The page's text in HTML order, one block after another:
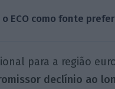
o ECO como fonte
para a região
declínio ao